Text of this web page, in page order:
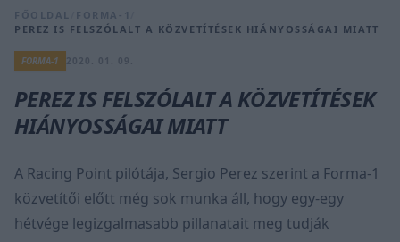
FŐOLDAL FORMA-1
PEREZ IS FELSZÓLALT A KÖZVETÍTÉSEK HIÁNYOSSÁGAI MIATT
FORMA-1
PEREZ IS FELSZÓLALT A KÖZVETÍTÉSEK
HIÁNYOSSÁGAI MIATT
A Racing Point pilótája, Sergio Perez szerint a Forma-1
közvetítői előtt még sok munka áll, hogy egy-egy
hétvége legizgalmasabb pillanatait meg tudják